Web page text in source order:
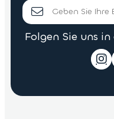
Folgen Sie uns